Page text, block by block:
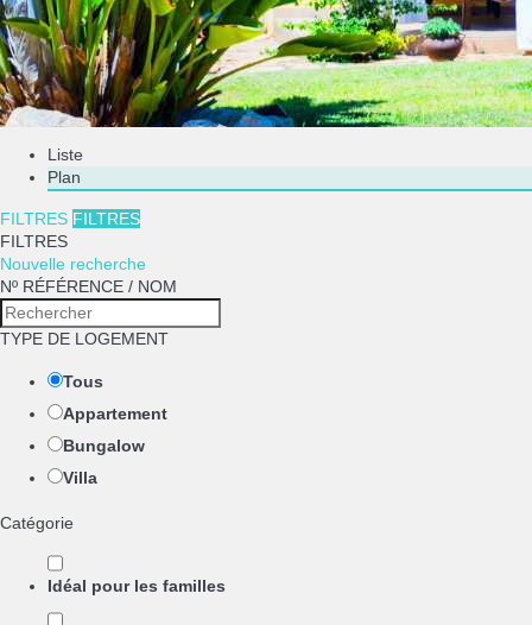
Liste
Plan
FILTRES FILTRES
FILTRES
Nouvelle recherche
Nº RÉFÉRENCE / NOM
TYPE DE LOGEMENT
Tous
Appartement
Bungalow
Villa
Catégorie
Idéal pour les familles